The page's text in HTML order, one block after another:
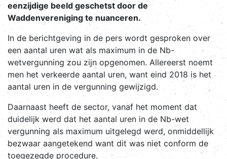
eenzijdige beeld geschetst door de
Waddenvereniging te nuanceren.
In de berichtgeving in de pers wordt gesproken over
een aantal uren wat als maximum in de Nb-
wetvergunning zou zijn opgenomen. Allereerst noemt
men het verkeerde aantal uren, want eind 2018 is het
aantal uren in de vergunning gewijzigd.
Daarnaast heeft de sector, vanaf het moment dat
duidelijk werd dat het aantal uren in de Nb-wet
vergunning als maximum uitgelegd werd, onmiddellijk
bezwaar aangetekend want dit was niet conform de
toegezegde procedure.